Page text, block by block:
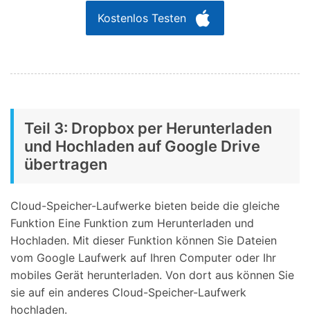
Kostenlos Testen
Teil 3: Dropbox per Herunterladen
und Hochladen auf Google Drive
übertragen
Cloud-Speicher-Laufwerke bieten beide die gleiche
Funktion Eine Funktion zum Herunterladen und
Hochladen. Mit dieser Funktion können Sie Dateien
vom Google Laufwerk auf Ihren Computer oder Ihr
mobiles Gerät herunterladen. Von dort aus können Sie
sie auf ein anderes Cloud-Speicher-Laufwerk
hochladen.